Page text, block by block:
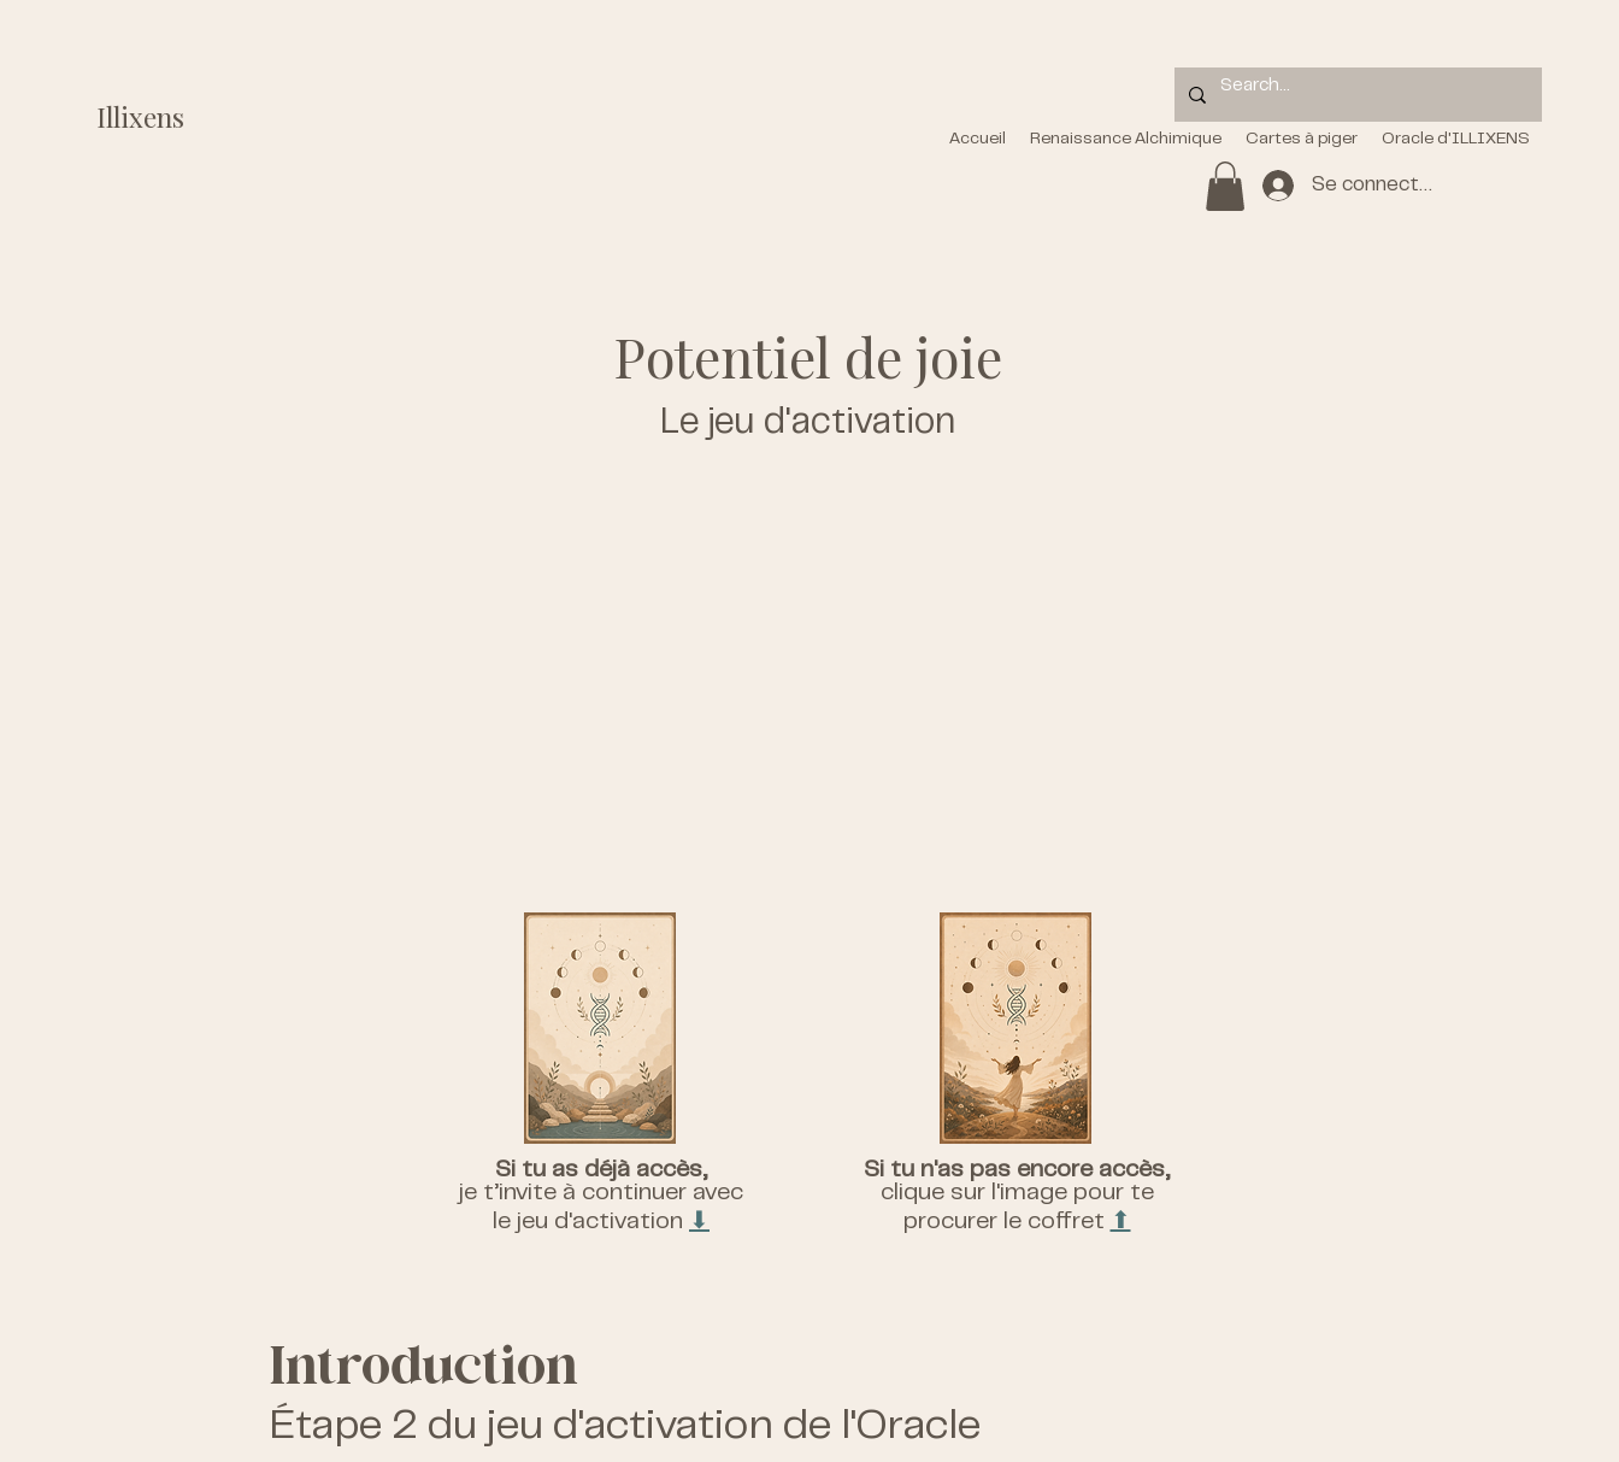
Illixens
Accueil Renaissance Alchimique Cartes à piger Oracle d'ILLIXENS
Se connecter
Potentiel de joie
Le jeu d'activation
Si tu as déjà accès,
je t’invite à continuer avec
le jeu d'activation ⬇︎
Si tu n'as pas encore accès,
clique sur l'image pour te
procurer le coffret ⬆︎
Introduction
Étape 2 du jeu d'activation de l'Oracle